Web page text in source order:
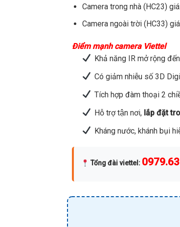
Camera trong nhà (HC23)
Camera ngoài trời (HC33)
Điểm mạnh camera Viettel
Khả năng IR mở rộng
Có giảm nhiễu số 3D
Tích hợp đàm thoại 2
Hỗ trợ tận nơi,lắp đặt
Kháng nước, khánh bụi
Tổng đài viettel :